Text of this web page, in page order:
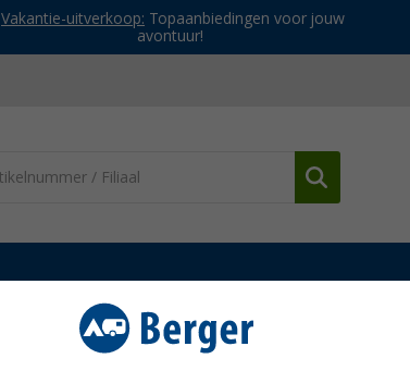
Vakantie-uitverkoop: Topaanbiedingen voor jouw
avontuur!
Mestic MGC 150 campingfornuis Twee